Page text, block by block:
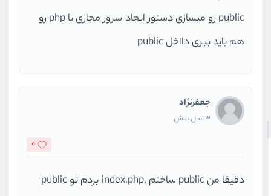
public رو میسازی دستور ایجاد سرور مجازی با php رو
هم باید ببری دااخل public
جعفرنژاد
3 سال پیش
0
دقیقا من public ساختم ,index.php بردم تو public